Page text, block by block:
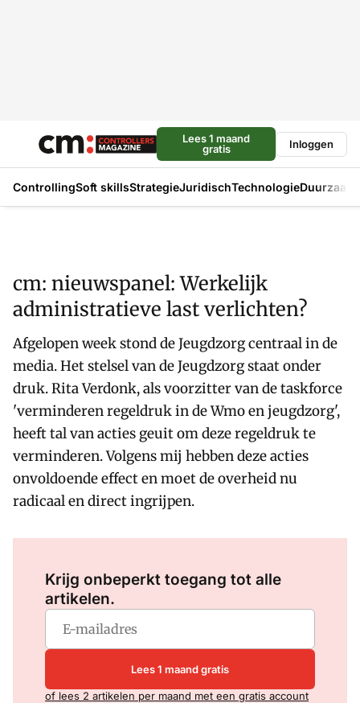
Lees 1 maand
gratis
Inloggen
ControllingSoft skillsStrategieJuridischTechnologie
cm: nieuwspanel: Werkelijk
administratieve last verlichten?
Afgelopen week stond de Jeugdzorg centraal in de
media. Het stelsel van de Jeugdzorg staat onder
druk. Rita Verdonk, als voorzitter van de taskforce
'verminderen regeldruk in de Wmo en jeugdzorg',
heeft tal van acties geuit om deze regeldruk te
verminderen. Volgens mij hebben deze acties
onvoldoende effect en moet de overheid nu
radicaal en direct ingrijpen.
Krijg onbeperkt toegang tot alle
artikelen.
Lees 1 maand gratis
of lees 2 artikelen per maand met een gratis account